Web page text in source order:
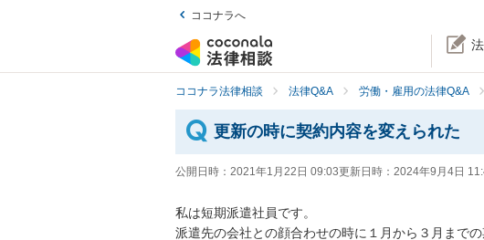
ココナラへ
ココナラ法律相談 法律Q&A 労働・雇用の法律Q&A
更新の時に契約内容を変えられた
公開日時： 2021年1月22日 09:03更新日時： 2024年9月4日
私は短期派遣社員です。
派遣先の会社との顔合わせの時に１月から３月まで